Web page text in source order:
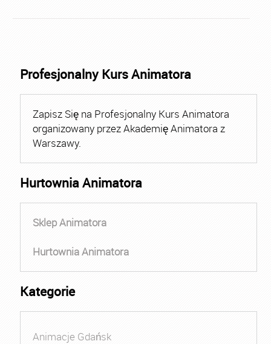
Profesjonalny Kurs Animatora
Zapisz Się na Profesjonalny Kurs Animatora
organizowany przez Akademię Animatora z
Warszawy.
Hurtownia Animatora
Sklep Animatora
Hurtownia Animatora
Kategorie
Animacje Gdańsk